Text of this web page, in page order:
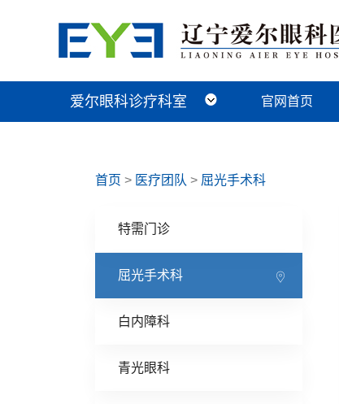
爱尔眼科诊疗科室
近视手术科
视光及小儿眼病科
白内障科
青光眼科
角膜眼表科
整形眼眶科
眼底病科
中医眼科 官网首页
首页 > 医疗团队 > 屈光手术科
特需门诊
屈光手术科
白内障科
青光眼科